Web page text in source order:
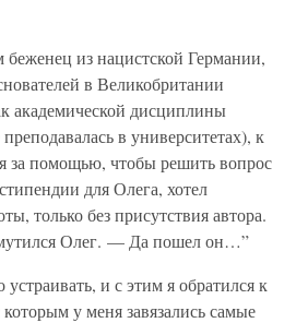
из нацистской Германии,
в Великобритании
академической дисциплины
в университетах), к
за помощью, чтобы решить вопрос
для Олега, хотел
только без присутствия автора.
Олег. — Да пошел он…”
и с этим я обратился к
у меня завязались самые